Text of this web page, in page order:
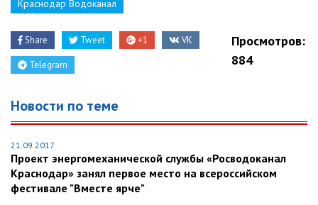
Краснодар Водоканал
Share Tweet +1 VK
Telegram
Просмотров:
884
Новости по теме
21.09.2017
Проект энергомеханической службы «Росводоканал
Краснодар» занял первое место на всероссийском
фестивале "Вместе ярче"